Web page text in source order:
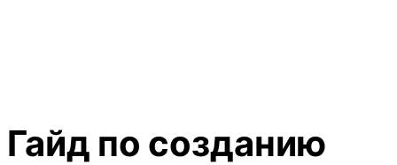
Гайд по созданию